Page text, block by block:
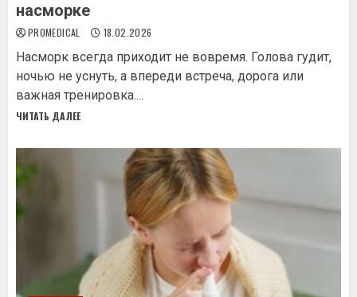
насморке
PROMEDICAL 18.02.2026
Насморк всегда приходит не вовремя. Голова гудит,
ночью не уснуть, а впереди встреча, дорога или
важная тренировка....
ЧИТАТЬ ДАЛЕЕ